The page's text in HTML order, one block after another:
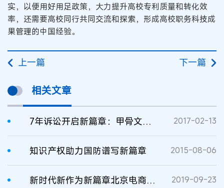
实，以便用好用足政策，大力提升高校专利质量和转化效
率，还需要高校同行共同交流和探索，形成高校职务科技成
果管理的中国经验。
上一篇 下一篇
相关文章
7年诉讼开启新篇章：甲骨文再次上诉安卓侵权Java专利 2017-02-13
知识产权助力国防谱写新篇章 2015-08-06
新时代新作为新篇章北京电商维权驶上“快车道” 2019-09-23